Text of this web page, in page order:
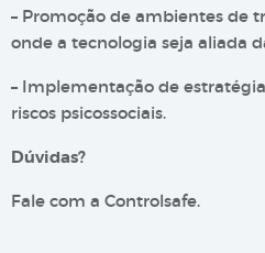
– Promoção de ambientes de
onde a tecnologia seja aliada
– Implementação de
riscos psicossociais.
Dúvidas?
Fale com a Controlsafe.